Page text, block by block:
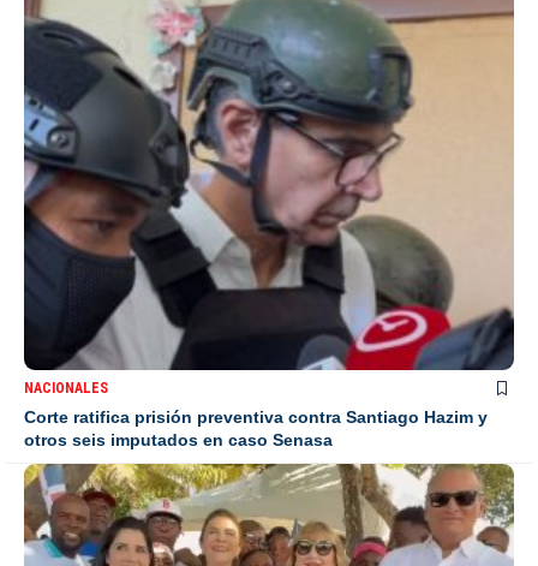
NACIONALES
Corte ratifica prisión preventiva contra Santiago Hazim y
otros seis imputados en caso Senasa